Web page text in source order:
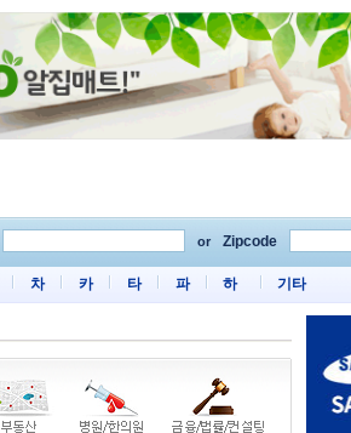
or Zipcode
차 카 타 파 하 기타